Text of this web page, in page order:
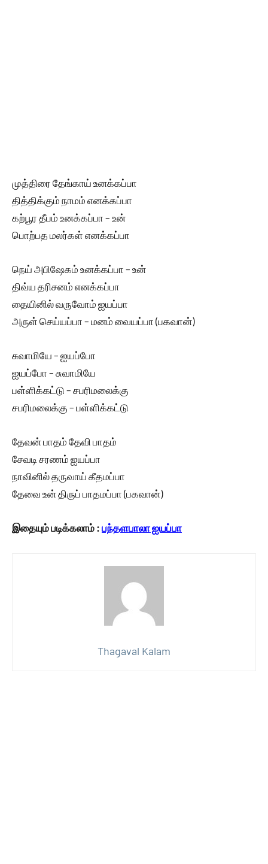
முத்திரை தேங்காய் உனக்கப்பா
தித்திக்கும் நாமம் எனக்கப்பா
கற்பூர தீபம் உனக்கப்பா – உன்
பொற்பத மலர்கள் எனக்கப்பா
நெய் அபிஷேகம் உனக்கப்பா – உன்
திவ்ய தரிசனம் எனக்கப்பா
தையினில் வருவோம் ஐயப்பா
அருள் செய்யப்பா – மனம் வையப்பா (பகவான்)
சுவாமியே – ஐயப்போ
ஐயப்போ – சுவாமியே
பள்ளிக்கட்டு – சபரிமலைக்கு
சபரிமலைக்கு – பள்ளிக்கட்டு
தேவன் பாதம் தேவி பாதம்
சேவடி சரணம் ஐயப்பா
நாவினில் தருவாய் கீதமப்பா
தேவை உன் திருப் பாதமப்பா (பகவான்)
இதையும் படிக்கலாம் : பந்தளபாலா ஐயப்பா
Thagaval Kalam